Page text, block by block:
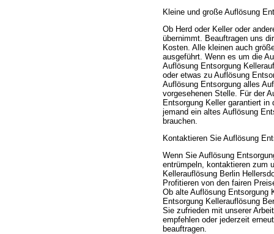
Kleine und große Auflösung
Ob Herd oder Keller oder
übernimmt. Beauftragen uns
Kosten. Alle kleinen auch
ausgeführt. Wenn es um die
Auflösung Entsorgung
oder etwas zu Auflösung
Auflösung Entsorgung alles
vorgesehenen Stelle. Für der
Entsorgung Keller garantiert
jemand ein altes Auflösung
brauchen.
Kontaktieren Sie Auflösung
Wenn Sie Auflösung
entrümpeln, kontaktieren zum
Kellerauflösung Berlin
Profitieren von den fairen
Ob alte Auflösung Entsorgung
Entsorgung Kellerauflösung
Sie zufrieden mit unserer
empfehlen oder jederzeit
beauftragen.